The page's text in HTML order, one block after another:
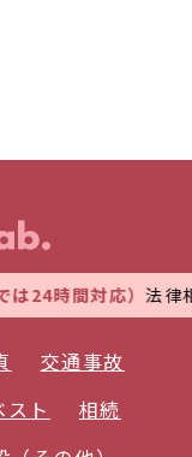
24時間対応）法律相
交通事故
スト
相続